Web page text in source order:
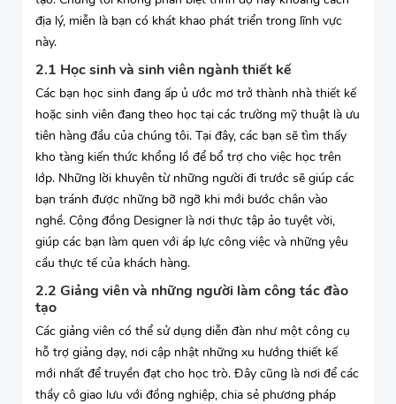
địa lý, miễn là bạn có khát khao phát triển trong lĩnh vực
này.
2.1 Học sinh và sinh viên ngành thiết kế
Các bạn học sinh đang ấp ủ ước mơ trở thành nhà thiết kế
hoặc sinh viên đang theo học tại các trường mỹ thuật là ưu
tiên hàng đầu của chúng tôi. Tại đây, các bạn sẽ tìm thấy
kho tàng kiến thức khổng lồ để bổ trợ cho việc học trên
lớp. Những lời khuyên từ những người đi trước sẽ giúp các
bạn tránh được những bỡ ngỡ khi mới bước chân vào
nghề. Cộng đồng Designer là nơi thực tập ảo tuyệt vời,
giúp các bạn làm quen với áp lực công việc và những yêu
cầu thực tế của khách hàng.
2.2 Giảng viên và những người làm công tác đào
tạo
Các giảng viên có thể sử dụng diễn đàn như một công cụ
hỗ trợ giảng dạy, nơi cập nhật những xu hướng thiết kế
mới nhất để truyền đạt cho học trò. Đây cũng là nơi để các
thầy cô giao lưu với đồng nghiệp, chia sẻ phương pháp